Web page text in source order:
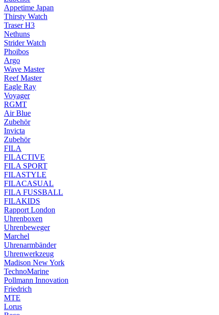
Appetime Japan
Thirsty Watch
Traser H3
Nethuns
Strider Watch
Phoibos
Argo
Wave Master
Reef Master
Eagle Ray
Voyager
RGMT
Air Blue
Zubehör
Invicta
Zubehör
FILA
FILACTIVE
FILA SPORT
FILASTYLE
FILACASUAL
FILA FUSSBALL
FILAKIDS
Rapport London
Uhrenboxen
Uhrenbeweger
Marchel
Uhrenarmbänder
Uhrenwerkzeug
Madison New York
TechnoMarine
Pollmann Innovation
Friedrich
MTE
Lorus